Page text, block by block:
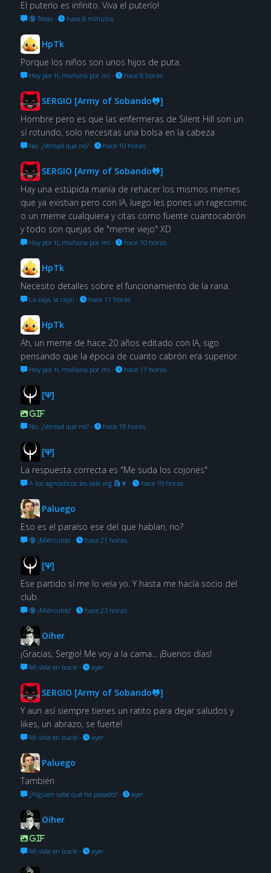
El puterío es infinito. Viva el puterío!
🔞 Tetas· hace 8 minutos
HpTk
Porque los niños son unos hijos de puta.
Hoy por ti, mañana por mí· hace 8 horas
SERGIO [Army of Sobando🐸]
Hombre pero es que las enfermeras de Silent Hill son un
sí rotundo, solo necesitas una bolsa en la cabeza
No. ¿Verdad que no?· hace 10 horas
SERGIO [Army of Sobando🐸]
Hay una estúpida manía de rehacer los mismos memes
que ya existian pero con IA, luego les pones un ragecomic
o un meme cualquiera y citas como fuente cuantocabrón
y todo son quejas de "meme viejo" XD
Hoy por ti, mañana por mí· hace 10 horas
HpTk
Necesito detalles sobre el funcionamiento de la rana.
La caja, la caja! · hace 11 horas
HpTk
Ah, un meme de hace 20 años editado con IA, sigo
pensando que la época de cuanto cabrón era superior.
Hoy por ti, mañana por mí· hace 11 horas
[Ψ]
GIF
No. ¿Verdad que no?· hace 19 horas
[Ψ]
La respuesta correcta es "Me suda los cojones"
A los agnosticos les vale vrg 🗿🍷 · hace 19 horas
Paluego
Eso es el paraíso ese del que hablan, no?
🔞 ¡Miérculos! · hace 21 horas
[Ψ]
Ese partido sí me lo veía yo. Y hasta me hacía socio del
club.
🔞 ¡Miérculos! · hace 23 horas
Oiher
¡Gracias, Sergio! Me voy a la cama... ¡Buenos días!
Mi vida en bucle· ayer
SERGIO [Army of Sobando🐸]
Y aun así siempre tienes un ratito para dejar saludos y
likes, un abrazo, se fuerte!
Mi vida en bucle· ayer
Paluego
También
¿Alguien sabe qué ha pasado?· ayer
Oiher
GIF
Mi vida en bucle· ayer